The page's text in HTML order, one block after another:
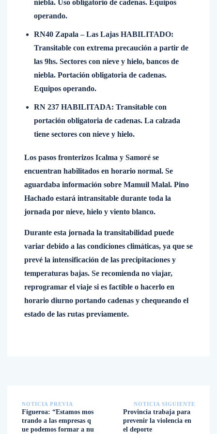
niebla. Uso obligatorio de cadenas. Equipos
operando.
RN40 Zapala – Las Lajas HABILITADO:
Transitable con extrema precaución a partir de
las 9hs. Sectores con nieve y hielo, bancos de
niebla. Portación obligatoria de cadenas.
Equipos operando.
RN 237 HABILITADA: Transitable con
portación obligatoria de cadenas. La calzada
tiene sectores con nieve y hielo.
Los pasos fronterizos Icalma y Samoré se
encuentran habilitados en horario normal. Se
aguardaba información sobre Mamuil Malal. Pino
Hachado estará intransitable durante toda la
jornada por nieve, hielo y viento blanco.
Durante esta jornada la transitabilidad puede
variar debido a las condiciones climáticas, ya que se
prevé la intensificación de las precipitaciones y
temperaturas bajas. Se recomienda no viajar,
reprogramar el viaje si es factible o hacerlo en
horario diurno portando cadenas y chequeando el
estado de las rutas previamente.
NOTICIA PREVIA
Figueroa: “Estamos mos
trando a las empresas q
ue podemos formar a nu
NOTICIA SIGUIENTE
Provincia trabaja para
prevenir la violencia en
el deporte